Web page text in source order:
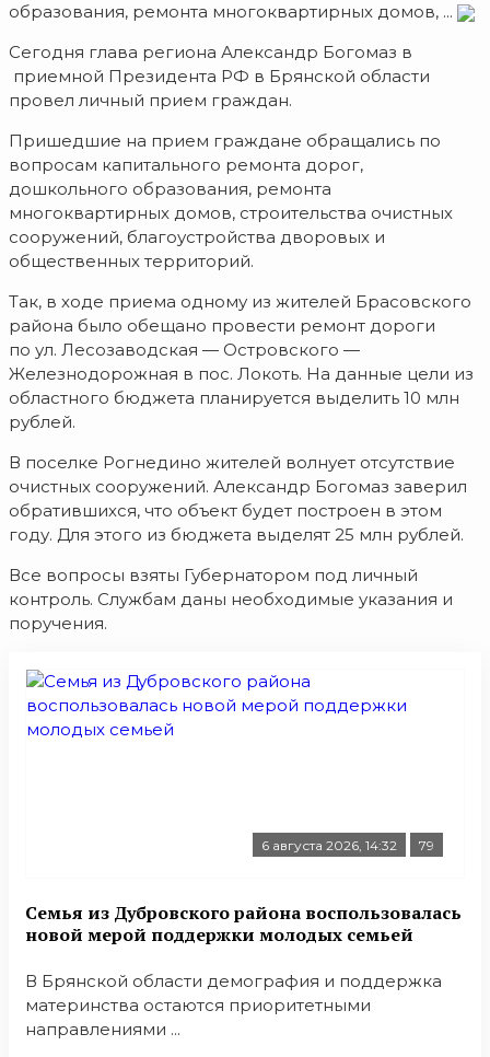
образования, ремонта многоквартирных домов, ...
Сегодня глава региона Александр Богомаз в
приемной Президента РФ в Брянской области
провел личный прием граждан.
Пришедшие на прием граждане обращались по
вопросам капитального ремонта дорог,
дошкольного образования, ремонта
многоквартирных домов, строительства очистных
сооружений, благоустройства дворовых и
общественных территорий.
Так, в ходе приема одному из жителей Брасовского
района было обещано провести ремонт дороги
по ул. Лесозаводская — Островского —
Железнодорожная в пос. Локоть. На данные цели из
областного бюджета планируется выделить 10 млн
рублей.
В поселке Рогнедино жителей волнует отсутствие
очистных сооружений. Александр Богомаз заверил
обратившихся, что объект будет построен в этом
году. Для этого из бюджета выделят 25 млн рублей.
Все вопросы взяты Губернатором под личный
контроль. Службам даны необходимые указания и
поручения.
6 августа 2026, 14:32 79
Семья из Дубровского района воспользовалась
новой мерой поддержки молодых семьей
В Брянской области демография и поддержка
материнства остаются приоритетными
направлениями ...